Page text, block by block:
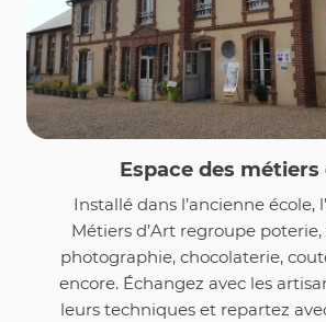
Espace des
Installé dans l’ancienne école,
Métiers d’Art regroupe
photographie, chocolaterie,
encore. Échangez avec les
leurs techniques et repartez